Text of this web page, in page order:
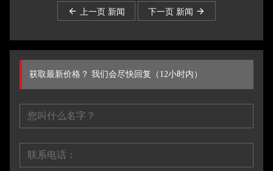
上一页 新闻 下一页 新闻
获取最新价格？ 我们会尽快回复（12小时内）